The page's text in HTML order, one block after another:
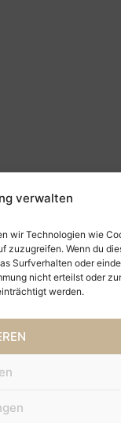
verwalten
wir Technologien wie
zuzugreifen. Wenn du
Surfverhalten oder
nicht erteilst oder
werden.